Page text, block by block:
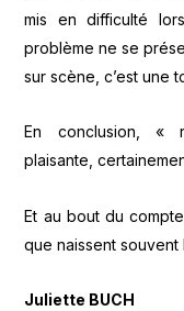
mis en difficulté
problème ne se
sur scène, c’est une
En conclusion, «
plaisante,
Et au bout du
que naissent
Juliette BUCH